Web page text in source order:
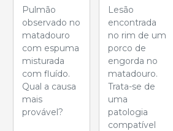
Pulmão
observado no
matadouro
com espuma
misturada
com fluído.
Qual a causa
mais
provável?
Lesão
encontrada
no rim de um
porco de
engorda no
matadouro.
Trata-se de
uma
patologia
compatível